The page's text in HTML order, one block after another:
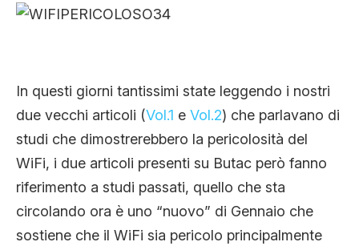
CONTATTI
CHI SIAMO
In questi giorni tantissimi state leggendo i nostri
due vecchi articoli (Vol.1 e Vol.2) che parlavano di
studi che dimostrerebbero la pericolosità del
WiFi, i due articoli presenti su Butac però fanno
riferimento a studi passati, quello che sta
circolando ora è uno “nuovo” di Gennaio che
sostiene che il WiFi sia pericolo principalmente